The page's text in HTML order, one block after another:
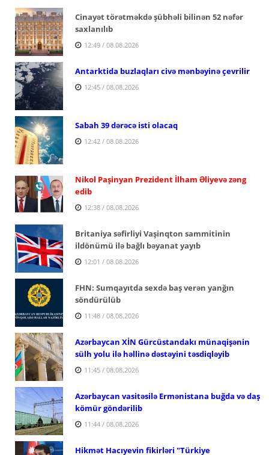
Cinayət törətməkdə şübhəli bilinən 52 nəfər
saxlanılıb
12:49 / 08.08.2026
Antarktida buzlaqları civə mənbəyinə çevrilir
12:45 / 08.08.2026
Sabah 39 dərəcə isti olacaq
12:42 / 08.08.2026
Nikol Paşinyan Prezident İlham Əliyevə zəng
edib
12:38 / 08.08.2026
Britaniya səfirliyi Vaşinqton sammitinin
ildönümü ilə bağlı bəyanat yayıb
12:01 / 08.08.2026
FHN: Sumqayıtda sexdə baş verən yanğın
söndürülüb
11:48 / 08.08.2026
Azərbaycan XİN Gürcüstandakı münaqişənin
sülh yolu ilə həllinə dəstəyini təsdiqləyib
11:45 / 08.08.2026
Azərbaycan vasitəsilə Ermənistana buğda və daş
kömür göndərilib
11:44 / 08.08.2026
Hikmət Hacıyevin fikirləri "Türkiye